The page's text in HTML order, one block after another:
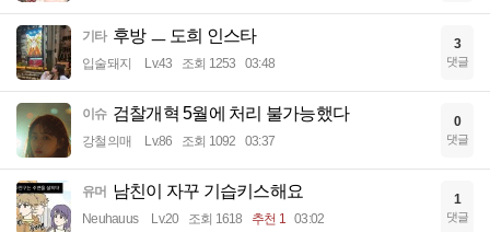
기타 후방 ㅡ 도희 인스타
입술돼지 Lv.43 조회 1253 03:48
3
댓글
이슈 검찰개혁 5월에 처리 불가능했다
강철의매 Lv.86 조회 1092 03:37
0
댓글
유머 남친이 자꾸 기습키스해요
Neuhauus Lv.20 조회 1618 추천 1 03:02
1
댓글